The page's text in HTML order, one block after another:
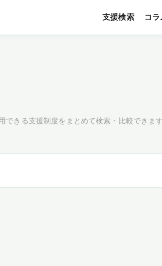
支援検索 コラ
できる支援制度をまとめて検索・比較できま